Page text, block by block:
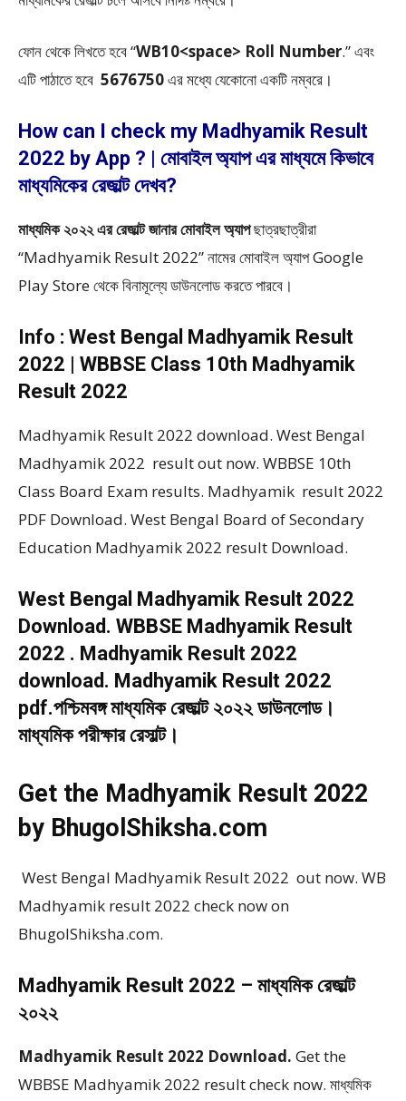
ফোন থেকে লিখতে হবে “WB10<space> Roll Number.” এবং
এটি পাঠাতে হবে 5676750এর মধ্যে যেকোনো একটি নম্বরে।
How can I check my Madhyamik Result
2022 by App ? | মোবাইল অ্যাপ এর মাধ্যমে কিভাবে
মাধ্যমিকের রেজাল্ট দেখব?
মাধ্যমিক ২০২২ এর রেজাল্ট জানার মোবাইল অ্যাপছাত্রছাত্রীরা
“Madhyamik Result 2022” নামের মোবাইল অ্যাপ Google
Play Store থেকে বিনামূল্যে ডাউনলোড করতে পারবে।
Info : West Bengal Madhyamik Result
2022 | WBBSE Class 10th Madhyamik
Result 2022
Madhyamik Result 2022 download. West Bengal
Madhyamik 2022 result out now. WBBSE 10th
Class Board Exam results. Madhyamik result 2022
PDF Download. West Bengal Board of Secondary
Education Madhyamik 2022 result Download.
West Bengal Madhyamik Result 2022
Download. WBBSE Madhyamik Result
2022 . Madhyamik Result 2022
download. Madhyamik Result 2022
pdf.পশ্চিমবঙ্গ মাধ্যমিক রেজাল্ট ২০২২ ডাউনলোড।
মাধ্যমিক পরীক্ষার রেসাল্ট।
Get the Madhyamik Result 2022
by BhugolShiksha.com
West Bengal Madhyamik Result 2022 out now. WB
Madhyamik result 2022 check now on
BhugolShiksha.com.
Madhyamik Result 2022 – মাধ্যমিক রেজাল্ট
২০২২
Madhyamik Result 2022 Download. Get the
WBBSE Madhyamik 2022 result check now. মাধ্যমিক